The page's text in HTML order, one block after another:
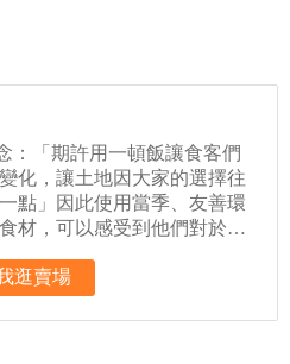
：「期許用一頓飯讓食客們
化，讓土地因大家的選擇往
點」因此使用當季、友善環
材，可以感受到他們對於土
逛賣場